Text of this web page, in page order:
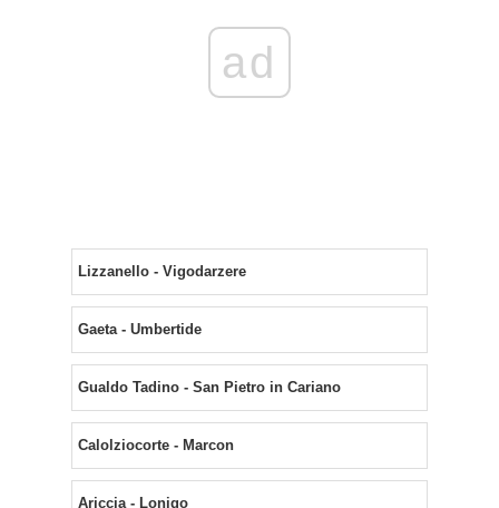
ad
Lizzanello - Vigodarzere
Gaeta - Umbertide
Gualdo Tadino - San Pietro in Cariano
Calolziocorte - Marcon
Ariccia - Lonigo